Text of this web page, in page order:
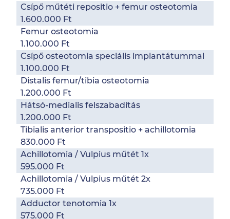
Csípő műtéti repositio + femur osteotomia
1.600.000 Ft
Femur osteotomia
1.100.000 Ft
Csípő osteotomia speciális implantátummal
1.100.000 Ft
Distalis femur/tibia osteotomia
1.200.000 Ft
Hátsó-medialis felszabadítás
1.200.000 Ft
Tibialis anterior transpositio + achillotomia
830.000 Ft
Achillotomia / Vulpius műtét 1x
595.000 Ft
Achillotomia / Vulpius műtét 2x
735.000 Ft
Adductor tenotomia 1x
575.000 Ft